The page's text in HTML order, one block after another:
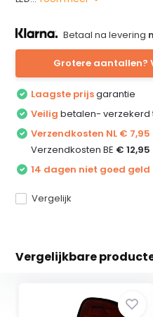
Betaal na levering
Grotere aantallen?
Laagste prijsgarantie
Veilig betalen- verzekerd
Verzendkosten NL € 7,95
Verzendkosten BE € 12,95
14 dagen niet goed
Vergelijk
Vergelijkbare